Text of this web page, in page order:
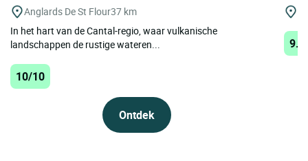
Anglards De St Flour37 km
In het hart van de Cantal-regio, waar vulkanische
landschappen de rustige wateren...
10/10
Ontdek